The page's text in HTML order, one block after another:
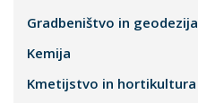
Gradbeništvo in geodezija
Kemija
Kmetijstvo in hortikultura